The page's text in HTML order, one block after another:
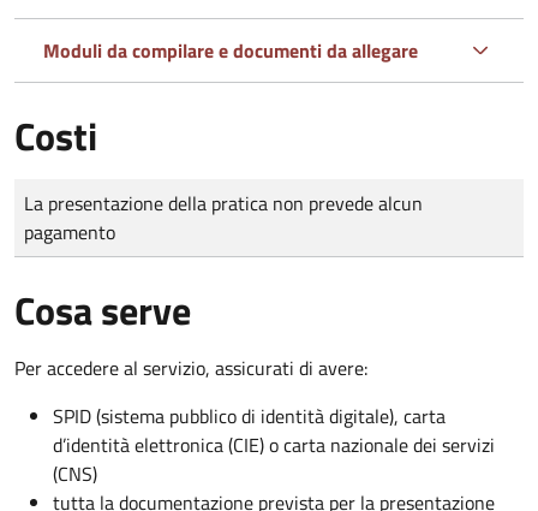
Moduli da compilare e documenti da allegare
Costi
Tipo di pagamento
Importo
La presentazione della pratica non prevede alcun
pagamento
Cosa serve
Per accedere al servizio, assicurati di avere:
SPID (sistema pubblico di identità digitale), carta
d’identità elettronica (CIE) o carta nazionale dei servizi
(CNS)
tutta la documentazione prevista per la presentazione